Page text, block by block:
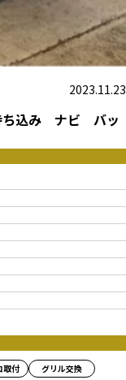
2023.11.23
ち込み ナビ バッ
取付
グリル交換